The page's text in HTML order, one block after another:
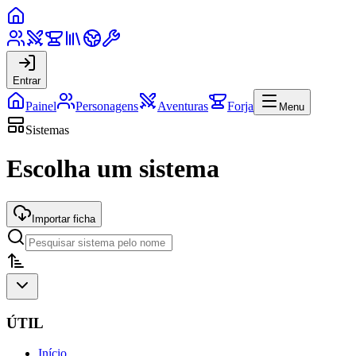
Entrar
Painel Personagens Aventuras Forja Menu
Sistemas
Escolha um sistema
Importar ficha
ÚTIL